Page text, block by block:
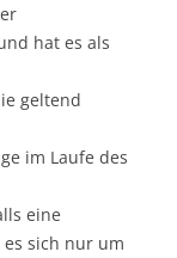
hat es als
geltend
im Laufe des
eine
sich nur um